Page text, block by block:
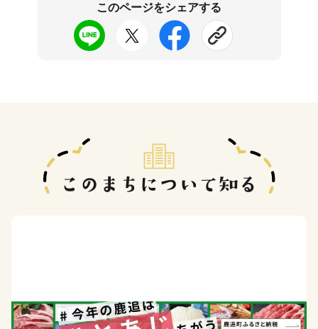
このページをシェアする